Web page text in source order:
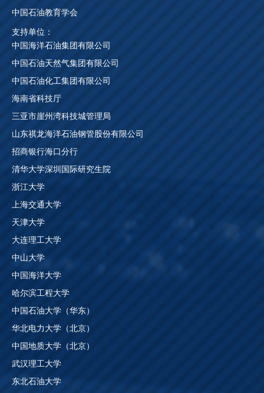
中国石油教育学会
支持单位：
中国海洋石油集团有限公司
中国石油天然气集团有限公司
中国石油化工集团有限公司
海南省科技厅
三亚市崖州湾科技城管理局
山东祺龙海洋石油钢管股份有限公司
招商银行海口分行
清华大学深圳国际研究生院
浙江大学
上海交通大学
天津大学
大连理工大学
中山大学
中国海洋大学
哈尔滨工程大学
中国石油大学（华东）
华北电力大学（北京）
中国地质大学（北京）
武汉理工大学
东北石油大学